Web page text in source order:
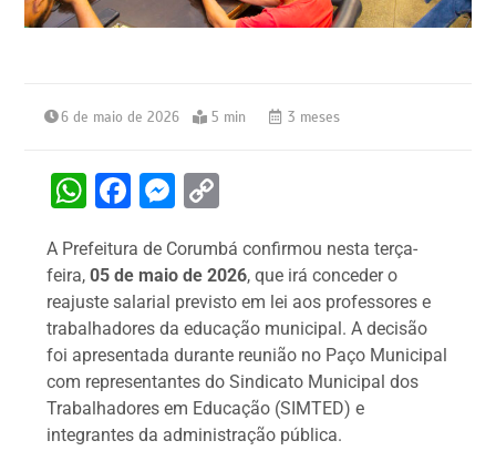
6 de maio de 2026 5 min 3 meses
W
at
s
A
p
p
F
c
e
b
o
o
k
M
s
s
e
n
g
er
p
y
Li
n
k
A Prefeitura de Corumbá confirmou nesta terça-
feira,05 de maio de 2026, que irá conceder o
reajuste salarial previsto em lei aos professores e
trabalhadores da educação municipal. A decisão
foi apresentada durante reunião no Paço Municipal
com representantes do Sindicato Municipal dos
Trabalhadores em Educação (SIMTED) e
integrantes da administração pública.